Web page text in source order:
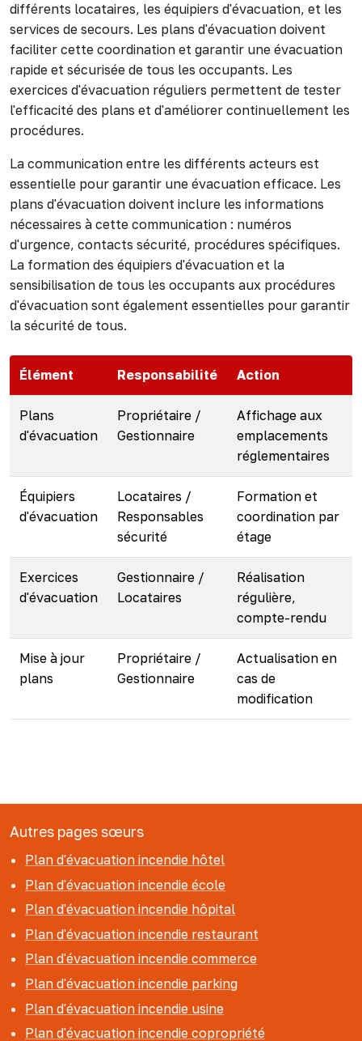
différents locataires, les équipiers d'évacuation, et les
services de secours. Les plans d'évacuation doivent
faciliter cette coordination et garantir une évacuation
rapide et sécurisée de tous les occupants. Les
exercices d'évacuation réguliers permettent de tester
l'efficacité des plans et d'améliorer continuellement les
procédures.
La communication entre les différents acteurs est
essentielle pour garantir une évacuation efficace. Les
plans d'évacuation doivent inclure les informations
nécessaires à cette communication : numéros
d'urgence, contacts sécurité, procédures spécifiques.
La formation des équipiers d'évacuation et la
sensibilisation de tous les occupants aux procédures
d'évacuation sont également essentielles pour garantir
la sécurité de tous.
Élément Responsabilité Action
Plans
d'évacuation
Propriétaire /
Gestionnaire
Affichage aux
emplacements
réglementaires
Équipiers
d'évacuation
Locataires /
Responsables
sécurité
Formation et
coordination par
étage
Exercices
d'évacuation
Gestionnaire /
Locataires
Réalisation
régulière,
compte-rendu
Mise à jour
plans
Propriétaire /
Gestionnaire
Actualisation en
cas de
modification
Autres pages sœurs
Plan d'évacuation incendie hôtel
Plan d'évacuation incendie école
Plan d'évacuation incendie hôpital
Plan d'évacuation incendie restaurant
Plan d'évacuation incendie commerce
Plan d'évacuation incendie parking
Plan d'évacuation incendie usine
Plan d'évacuation incendie copropriété